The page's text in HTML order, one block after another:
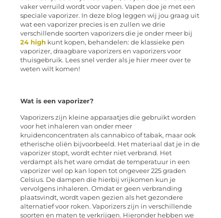
vaker verruild wordt voor vapen. Vapen doe je met een
speciale vaporizer. In deze blog leggen wij jou graag uit
wat een vaporizer precies is en zullen we drie
verschillende soorten vaporizers die je onder meer bij
24 high kunt kopen, behandelen: de klassieke pen
vaporizer, draagbare vaporizers en vaporizers voor
thuisgebruik. Lees snel verder als je hier meer over te
weten wilt komen!
Wat is een vaporizer?
Vaporizers zijn kleine apparaatjes die gebruikt worden
voor het inhaleren van onder meer
kruidenconcentraten als cannabico of tabak, maar ook
etherische oliën bijvoorbeeld. Het materiaal dat je in de
vaporizer stopt, wordt echter niet verbrand. Het
verdampt als het ware omdat de temperatuur in een
vaporizer wel op kan lopen tot ongeveer 225 graden
Celsius. De dampen die hierbij vrijkomen kun je
vervolgens inhaleren. Omdat er geen verbranding
plaatsvindt, wordt vapen gezien als het gezondere
alternatief voor roken. Vaporizers zijn in verschillende
soorten en maten te verkrijgen. Hieronder hebben we